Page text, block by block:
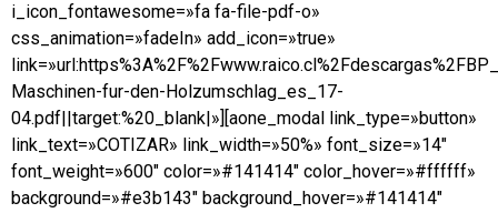
i_icon_fontawesome=»fa fa-file-pdf-o»
css_animation=»fadeIn» add_icon=»true»
Maschinen-fur-den-Holzumschlag_es_17-
04.pdf||target:%20_blank|»][aone_modal link_type=»button»
link_text=»COTIZAR» link_width=»50%» font_size=»14″
font_weight=»600″ color=»#141414″ color_hover=»#ffffff»
background=»#e3b143″ background_hover=»#141414″